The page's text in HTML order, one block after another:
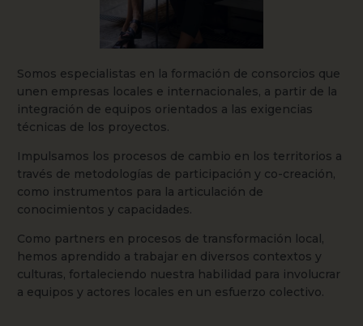
Somos especialistas en la formación de consorcios que
unen empresas locales e internacionales, a partir de la
integración de equipos orientados a las exigencias
técnicas de los proyectos.
Impulsamos los procesos de cambio en los territorios a
través de metodologías de participación y co-creación,
como instrumentos para la articulación de
conocimientos y capacidades.
Como partners en procesos de transformación local,
hemos aprendido a trabajar en diversos contextos y
culturas, fortaleciendo nuestra habilidad para involucrar
a equipos y actores locales en un esfuerzo colectivo.